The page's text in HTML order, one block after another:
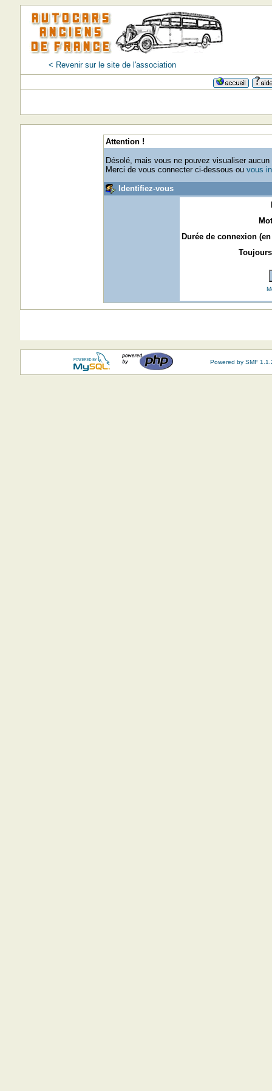
< Revenir sur le site de l'association
Attention !
Désolé, mais vous ne pouvez visualiser aucun
Merci de vous connecter ci-dessous ou vous
Identifiez-vous
Durée de connexion
Powered by SMF